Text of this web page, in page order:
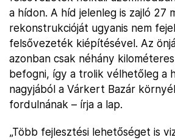
a hídon. A híd jelenleg is zajló 27
rekonstrukcióját ugyanis nem
felsővezeték kiépítésével. Az
azonban csak néhány
befogni, így a trolik vélhetőleg a
nagyjából a Várkert Bazár
fordulnának – írja a lap.
„Több fejlesztési lehetőséget is